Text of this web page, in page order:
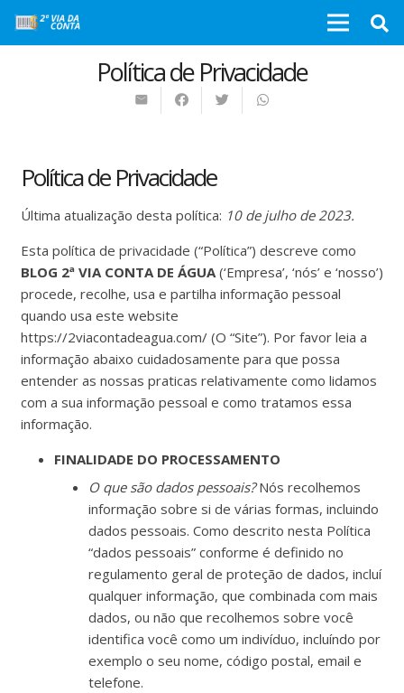
Política de Privacidade
Política de Privacidade
Última atualização desta política: 10 de julho de 2023.
Esta política de privacidade (“Política”) descreve como
BLOG 2ª VIA CONTA DE ÁGUA(‘Empresa’, ‘nós’ e ‘nosso’)
procede, recolhe, usa e partilha informação pessoal
quando usa este website
https://2viacontadeagua.com/ (O “Site”). Por favor leia a
informação abaixo cuidadosamente para que possa
entender as nossas praticas relativamente como lidamos
com a sua informação pessoal e como tratamos essa
informação.
FINALIDADE DO PROCESSAMENTO
O que são dados pessoais?Nós recolhemos
informação sobre si de várias formas, incluindo
dados pessoais. Como descrito nesta Política
“dados pessoais” conforme é definido no
regulamento geral de proteção de dados, incluí
qualquer informação, que combinada com mais
dados, ou não que recolhemos sobre você
identifica você como um indivíduo, incluíndo por
exemplo o seu nome, código postal, email e
telefone.